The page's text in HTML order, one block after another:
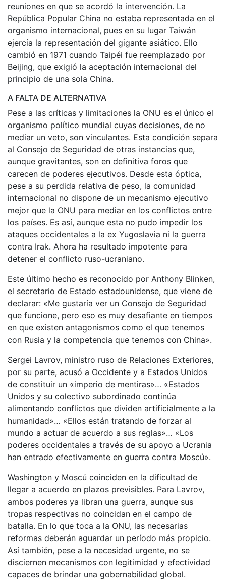
reuniones en que se acordó la intervención. La
República Popular China no estaba representada en el
organismo internacional, pues en su lugar Taiwán
ejercía la representación del gigante asiático. Ello
cambió en 1971 cuando Taipéi fue reemplazado por
Beijing, que exigió la aceptación internacional del
principio de una sola China.
A FALTA DE ALTERNATIVA
Pese a las críticas y limitaciones la ONU es el único el
organismo político mundial cuyas decisiones, de no
mediar un veto, son vinculantes. Esta condición separa
al Consejo de Seguridad de otras instancias que,
aunque gravitantes, son en definitiva foros que
carecen de poderes ejecutivos. Desde esta óptica,
pese a su perdida relativa de peso, la comunidad
internacional no dispone de un mecanismo ejecutivo
mejor que la ONU para mediar en los conflictos entre
los países. Es así, aunque esta no pudo impedir los
ataques occidentales a la ex Yugoslavia ni la guerra
contra Irak. Ahora ha resultado impotente para
detener el conflicto ruso-ucraniano.
Este último hecho es reconocido por Anthony Blinken,
el secretario de Estado estadounidense, que viene de
declarar: «Me gustaría ver un Consejo de Seguridad
que funcione, pero eso es muy desafiante en tiempos
en que existen antagonismos como el que tenemos
con Rusia y la competencia que tenemos con China».
Sergei Lavrov, ministro ruso de Relaciones Exteriores,
por su parte, acusó a Occidente y a Estados Unidos
de constituir un «imperio de mentiras»… «Estados
Unidos y su colectivo subordinado continúa
alimentando conflictos que dividen artificialmente a la
humanidad»… «Ellos están tratando de forzar al
mundo a actuar de acuerdo a sus reglas»… «Los
poderes occidentales a través de su apoyo a Ucrania
han entrado efectivamente en guerra contra Moscú».
Washington y Moscú coinciden en la dificultad de
llegar a acuerdo en plazos previsibles. Para Lavrov,
ambos poderes ya libran una guerra, aunque sus
tropas respectivas no coincidan en el campo de
batalla. En lo que toca a la ONU, las necesarias
reformas deberán aguardar un período más propicio.
Así también, pese a la necesidad urgente, no se
disciernen mecanismos con legitimidad y efectividad
capaces de brindar una gobernabilidad global.